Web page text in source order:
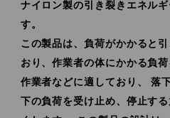
ナイロン製の引き裂きエネル
す。
この製品は、負荷がかかると
おり、作業者の体にかかる負
作業者などに適しており、 落
下の負荷を受け止め、停止す